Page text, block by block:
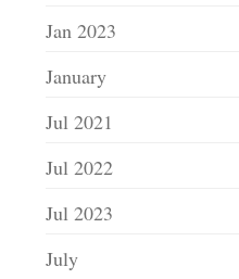
Jan 2023
January
Jul 2021
Jul 2022
Jul 2023
July